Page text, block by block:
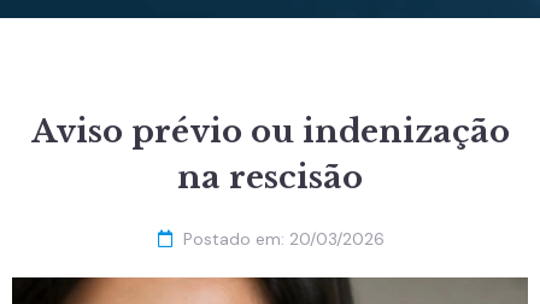
Aviso prévio ou indenização
na rescisão
Postado em: 20/03/2026
Tocador